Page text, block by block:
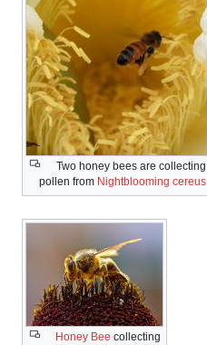
Two honey bees are collecting
pollen from Nightblooming cereus
Honey Bee collecting